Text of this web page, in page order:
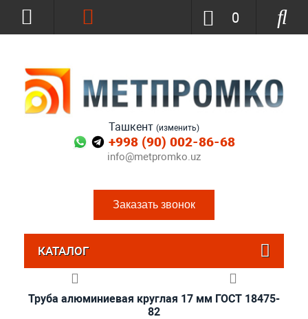
Ташкент (изменить)
+998 (90) 002-86-68
info@metpromko.uz
Заказать звонок
0
КАТАЛОГ
Труба алюминиевая круглая 17 мм ГОСТ 18475-
82